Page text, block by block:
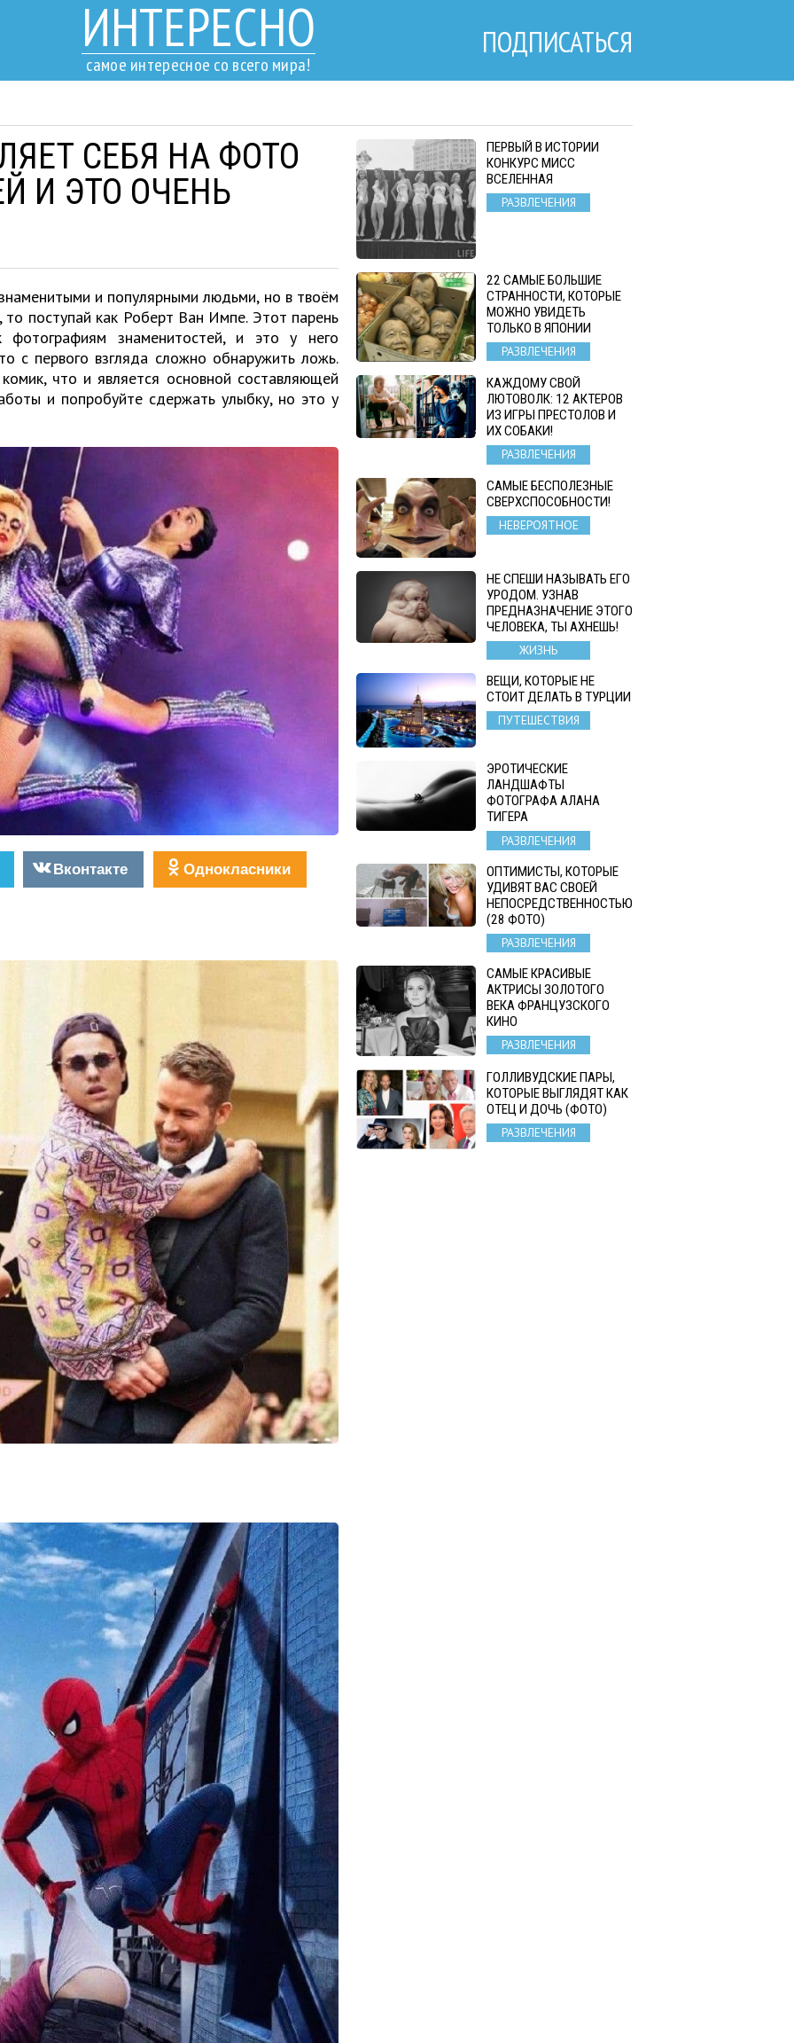
ИНТЕРЕСНО
самое интересное со всего мира!
ПОДПИСАТЬСЯ
СЕБЯ НА ФОТО
И ЭТО ОЧЕНЬ
и популярными людьми, но в твоём
поступай как Роберт Ван Импе. Этот парень
фотографиям знаменитостей, и это у него
с первого взгляда сложно обнаружить ложь.
что и является основной составляющей
и попробуйте сдержать улыбку, но это у
Вконтакте Однокласники
ПЕРВЫЙ В ИСТОРИИ
КОНКУРС МИСС
ВСЕЛЕННАЯ
РАЗВЛЕЧЕНИЯ
22 САМЫЕ БОЛЬШИЕ
СТРАННОСТИ, КОТОРЫЕ
МОЖНО УВИДЕТЬ
ТОЛЬКО В ЯПОНИИ
РАЗВЛЕЧЕНИЯ
КАЖДОМУ СВОЙ
ЛЮТОВОЛК: 12 АКТЕРОВ
ИЗ ИГРЫ ПРЕСТОЛОВ И
ИХ СОБАКИ!
РАЗВЛЕЧЕНИЯ
САМЫЕ БЕСПОЛЕЗНЫЕ
СВЕРХСПОСОБНОСТИ!
НЕВЕРОЯТНОЕ
НЕ СПЕШИ НАЗЫВАТЬ ЕГО
УРОДОМ. УЗНАВ
ПРЕДНАЗНАЧЕНИЕ ЭТОГО
ЧЕЛОВЕКА, ТЫ АХНЕШЬ!
ЖИЗНЬ
ВЕЩИ, КОТОРЫЕ НЕ
СТОИТ ДЕЛАТЬ В ТУРЦИИ
ПУТЕШЕСТВИЯ
ЭРОТИЧЕСКИЕ
ЛАНДШАФТЫ
ФОТОГРАФА АЛАНА
ТИГЕРА
РАЗВЛЕЧЕНИЯ
ОПТИМИСТЫ, КОТОРЫЕ
УДИВЯТ ВАС СВОЕЙ
НЕПОСРЕДСТВЕННОСТЬЮ
(28 ФОТО)
РАЗВЛЕЧЕНИЯ
САМЫЕ КРАСИВЫЕ
АКТРИСЫ ЗОЛОТОГО
ВЕКА ФРАНЦУЗСКОГО
КИНО
РАЗВЛЕЧЕНИЯ
ГОЛЛИВУДСКИЕ ПАРЫ,
КОТОРЫЕ ВЫГЛЯДЯТ КАК
ОТЕЦ И ДОЧЬ (ФОТО)
РАЗВЛЕЧЕНИЯ